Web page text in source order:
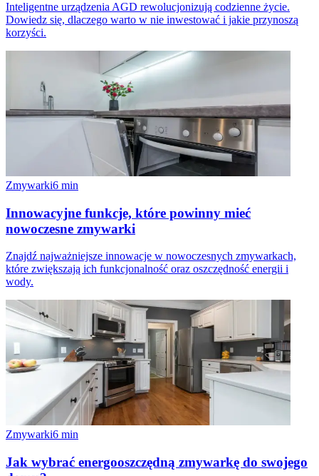
Inteligentne urządzenia AGD rewolucjonizują codzienne życie.
Dowiedz się, dlaczego warto w nie inwestować i jakie przynoszą
korzyści.
Zmywarki6 min
Innowacyjne funkcje, które powinny mieć
nowoczesne zmywarki
Znajdź najważniejsze innowacje w nowoczesnych zmywarkach,
które zwiększają ich funkcjonalność oraz oszczędność energii i
wody.
Zmywarki6 min
Jak wybrać energooszczędną zmywarkę do swojego